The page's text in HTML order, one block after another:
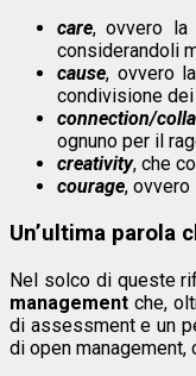
care, ovvero
considerandoli
cause, ovvero
condivisione
connection/
ognuno per il
creativity, che
courage,
Un’ultima parola
Nel solco di queste
management che,
di assessment e un
di open